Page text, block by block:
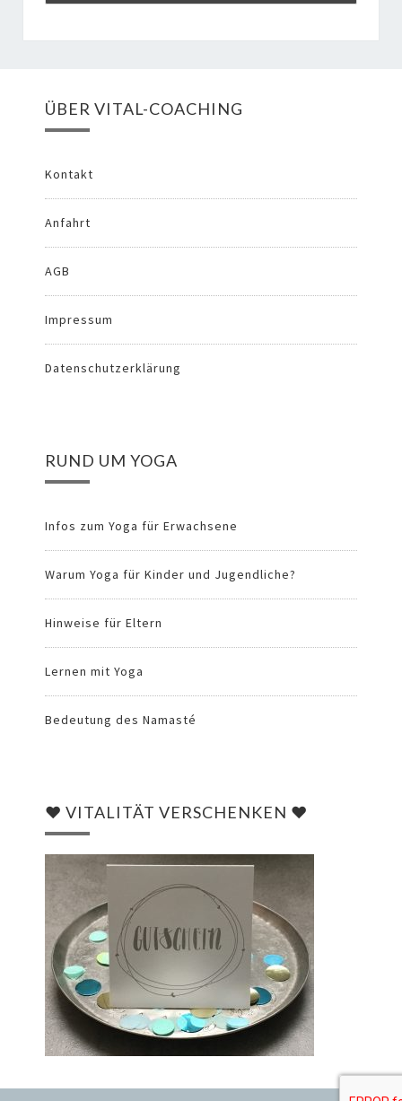
ÜBER VITAL-COACHING
Kontakt
Anfahrt
AGB
Impressum
Datenschutzerklärung
RUND UM YOGA
Infos zum Yoga für Erwachsene
Warum Yoga für Kinder und Jugendliche?
Hinweise für Eltern
Lernen mit Yoga
Bedeutung des Namasté
♥ VITALITÄT VERSCHENKEN ♥